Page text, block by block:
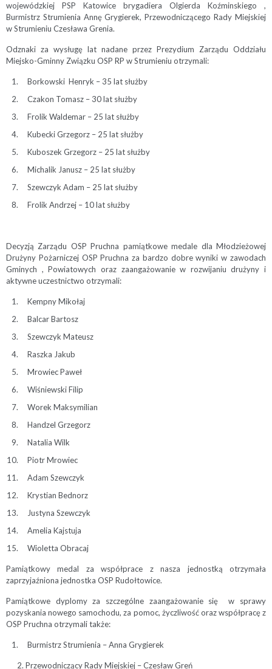
wojewódzkiej PSP Katowice brygadiera Olgierda Koźminskiego ,
Burmistrz Strumienia Annę Grygierek, Przewodniczącego Rady Miejskiej
w Strumieniu Czesława Grenia.
Odznaki za wysługę lat nadane przez Prezydium Zarządu Oddziału
Miejsko-Gminny Związku OSP RP w Strumieniu otrzymali:
Borkowski Henryk – 35 lat służby
Czakon Tomasz – 30 lat służby
Frolik Waldemar – 25 lat służby
Kubecki Grzegorz – 25 lat służby
Kuboszek Grzegorz – 25 lat służby
Michalik Janusz – 25 lat służby
Szewczyk Adam – 25 lat służby
Frolik Andrzej – 10 lat służby
Decyzją Zarządu OSP Pruchna pamiątkowe medale dla Młodzieżowej
Drużyny Pożarniczej OSP Pruchna za bardzo dobre wyniki w zawodach
Gminych , Powiatowych oraz zaangażowanie w rozwijaniu drużyny i
aktywne uczestnictwo otrzymali:
Kempny Mikołaj
Balcar Bartosz
Szewczyk Mateusz
Raszka Jakub
Mrowiec Paweł
Wiśniewski Filip
Worek Maksymilian
Handzel Grzegorz
Natalia Wilk
Piotr Mrowiec
Adam Szewczyk
Krystian Bednorz
Justyna Szewczyk
Amelia Kajstuja
Wioletta Obracaj
Pamiątkowy medal za współprace z nasza jednostką otrzymała
zaprzyjaźniona jednostka OSP Rudołtowice.
Pamiątkowe dyplomy za szczególne zaangażowanie się w sprawy
pozyskania nowego samochodu, za pomoc, życzliwość oraz współpracę z
OSP Pruchna otrzymali także:
Burmistrz Strumienia – Anna Grygierek
2. Przewodniczący Rady Miejskiej – Czesław Greń